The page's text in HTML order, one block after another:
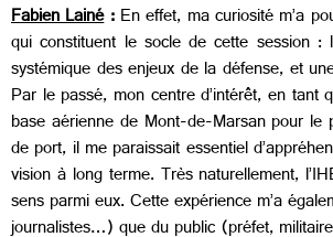
Fabien Lainé:En effet, ma curiosité m’a
qui constituent le socle de cette session
systémique des enjeux de la défense, et
Par le passé, mon centre d’intérêt, en tant
base aérienne de Mont-de-Marsan pour le
de port, il me paraissait essentiel
vision à long terme. Très naturellement,
sens parmi eux. Cette expérience m’a
journalistes…) que du public (préfet,